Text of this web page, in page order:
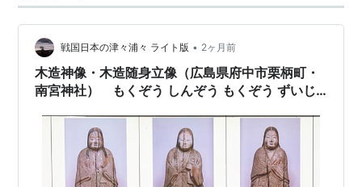
戦国日本の津々浦々 ライト版 • 2ヶ月前
木造神像・木造随身立像（広島県府中市栗柄町・
南宮神社） もくぞう しんぞう もくぞう ずいじ